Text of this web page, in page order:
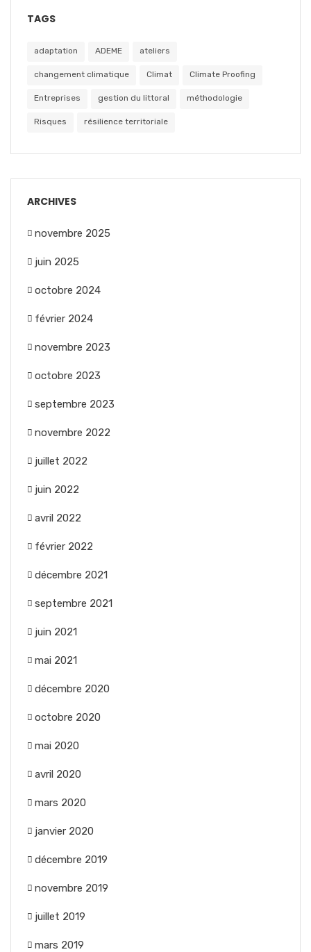
TAGS
adaptation ADEME ateliers
changement climatique Climat Climate Proofing
Entreprises gestion du littoral méthodologie
Risques résilience territoriale
ARCHIVES
novembre 2025
juin 2025
octobre 2024
février 2024
novembre 2023
octobre 2023
septembre 2023
novembre 2022
juillet 2022
juin 2022
avril 2022
février 2022
décembre 2021
septembre 2021
juin 2021
mai 2021
décembre 2020
octobre 2020
mai 2020
avril 2020
mars 2020
janvier 2020
décembre 2019
novembre 2019
juillet 2019
mars 2019